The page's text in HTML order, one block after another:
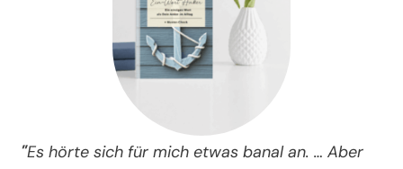
"Es hörte sich für mich etwas banal an. … Aber